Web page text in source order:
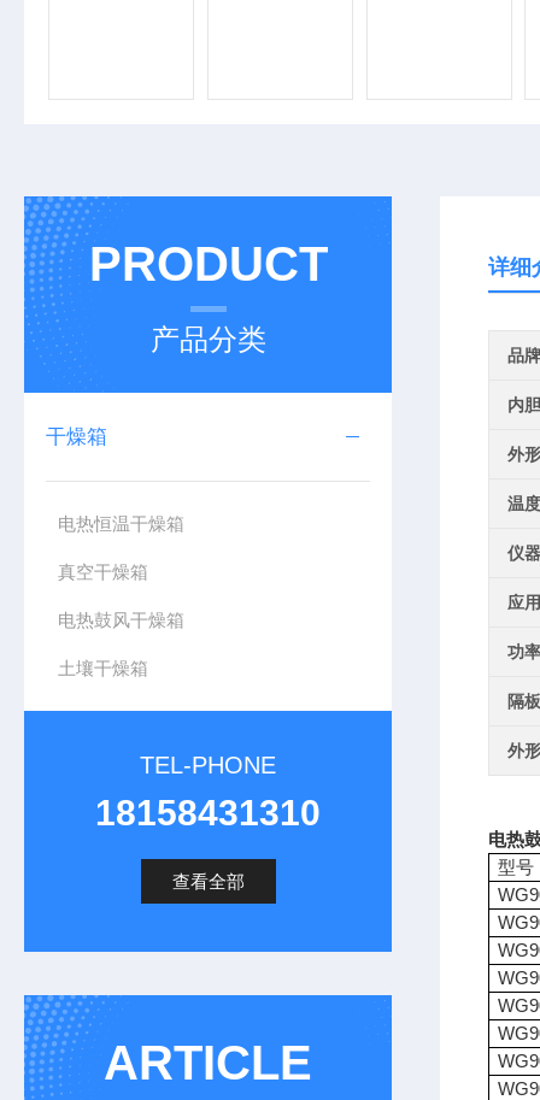
PRODUCT
产品分类
干燥箱
电热恒温干燥箱
真空干燥箱
电热鼓风干燥箱
土壤干燥箱
TEL-PHONE
18158431310
查看全部
ARTICLE
详细
品牌
内
外
温
仪
应
功
隔
外
电热
型号